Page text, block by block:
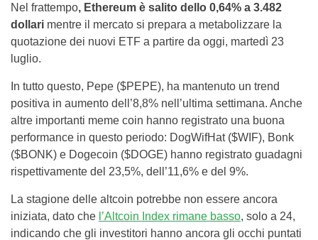
Nel frattempo, Ethereum è salito dello 0,64% a 3.482
dollari mentre il mercato si prepara a metabolizzare la
quotazione dei nuovi ETF a partire da oggi, martedì 23
luglio.
In tutto questo, Pepe ($PEPE), ha mantenuto un trend
positiva in aumento dell’8,8% nell’ultima settimana. Anche
altre importanti meme coin hanno registrato una buona
performance in questo periodo: DogWifHat ($WIF), Bonk
($BONK) e Dogecoin ($DOGE) hanno registrato guadagni
rispettivamente del 23,5%, dell’11,6% e del 9%.
La stagione delle altcoin potrebbe non essere ancora
iniziata, dato che l’Altcoin Index rimane basso, solo a 24,
indicando che gli investitori hanno ancora gli occhi puntati